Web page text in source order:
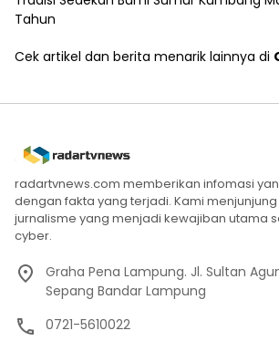
Tahun
Cek artikel dan berita menarik lainnya di
radartvnews.com memberikan infomasi
dengan fakta yang terjadi. Kami
jurnalisme yang menjadi kewajiban utama
cyber.
Graha Pena Lampung. Jl. Sultan
Sepang Bandar Lampung
0721-5610022